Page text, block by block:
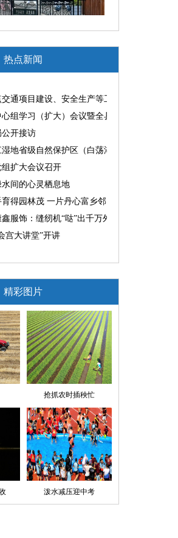
热点新闻
通项目建设、安全生产等工作
组学习（扩大）会议暨全县“两为”能力素质
开接访
地省级自然保护区（白荡湖片区）问题整改
扩大会议召开
间的心灵栖息地
得园林茂 一片丹心富乡邻
鑫服饰：缝纫机“哒”出千万外贸大生意
宫大讲堂”开讲
精彩图片
抢抓农时插秧忙
泼水减压迎中考